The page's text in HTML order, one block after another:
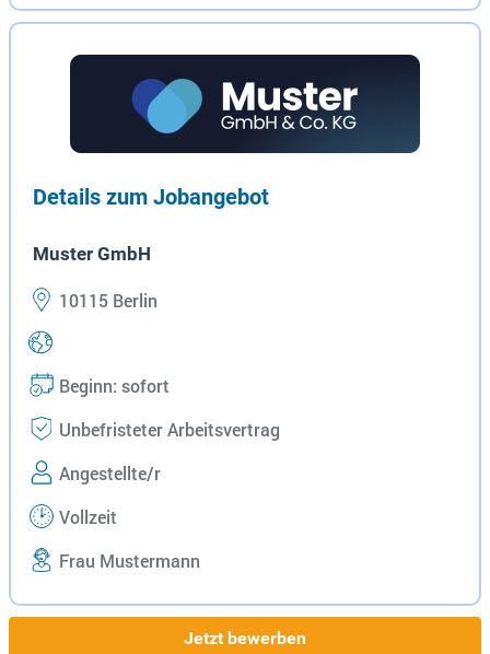
Details zum Jobangebot
Muster GmbH
10115 Berlin
Beginn: sofort
Unbefristeter Arbeitsvertrag
Angestellte/r
Vollzeit
Frau Mustermann
Jetzt bewerben